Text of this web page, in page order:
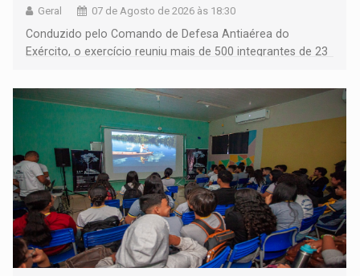
Geral 07 de Agosto de 2026 às 18:30
Conduzido pelo Comando de Defesa Antiaérea do
Exército, o exercício reuniu mais de 500 integrantes de 23